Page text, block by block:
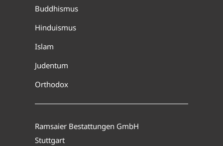
Buddhismus
Hinduismus
Islam
Judentum
Orthodox
Ramsaier Bestattungen GmbH
Stuttgart